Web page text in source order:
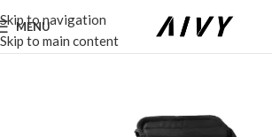
Skip to navigation
Skip to main content
MENU